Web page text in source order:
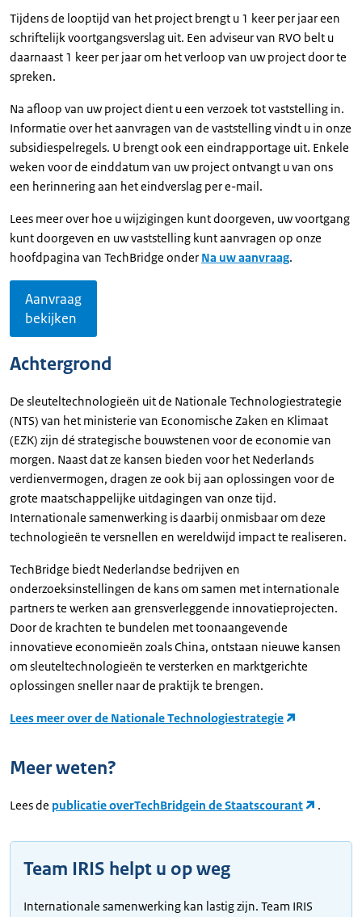
Tijdens de looptijd van het project brengt u 1 keer per jaar een
schriftelijk voortgangsverslag uit. Een adviseur van RVO belt u
daarnaast 1 keer per jaar om het verloop van uw project door te
spreken.
Na afloop van uw project dient u een verzoek tot vaststelling in.
Informatie over het aanvragen van de vaststelling vindt u in onze
subsidiespelregels. U brengt ook een eindrapportage uit. Enkele
weken voor de einddatum van uw project ontvangt u van ons
een herinnering aan het eindverslag per e-mail.
Lees meer over hoe u wijzigingen kunt doorgeven, uw voortgang
kunt doorgeven en uw vaststelling kunt aanvragen op onze
hoofdpagina van TechBridge onder Na uw aanvraag.
Aanvraag
bekijken
Achtergrond
De sleuteltechnologieën uit de Nationale Technologiestrategie
(NTS) van het ministerie van Economische Zaken en Klimaat
(EZK) zijn dé strategische bouwstenen voor de economie van
morgen. Naast dat ze kansen bieden voor het Nederlands
verdienvermogen, dragen ze ook bij aan oplossingen voor de
grote maatschappelijke uitdagingen van onze tijd.
Internationale samenwerking is daarbij onmisbaar om deze
technologieën te versnellen en wereldwijd impact te realiseren.
TechBridge biedt Nederlandse bedrijven en
onderzoeksinstellingen de kans om samen met internationale
partners te werken aan grensverleggende innovatieprojecten.
Door de krachten te bundelen met toonaangevende
innovatieve economieën zoals China, ontstaan nieuwe kansen
om sleuteltechnologieën te versterken en marktgerichte
oplossingen sneller naar de praktijk te brengen.
Lees meer over de Nationale Technologiestrategie
Meer weten?
Lees de publicatie overTechBridgein de Staatscourant .
Team IRIS helpt u op weg
Internationale samenwerking kan lastig zijn. Team IRIS